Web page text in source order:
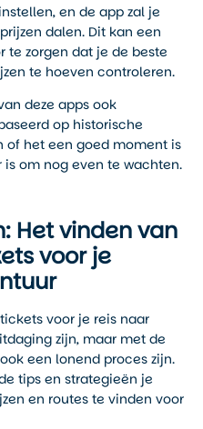
en de app zal je
dalen. Dit kan een
te zorgen dat je de beste
te hoeven controleren.
deze apps ook
op historische
of het een goed moment is
om nog even te wachten.
Het vinden van
voor je
voor je reis naar
zijn, maar met de
een lonend proces zijn.
tips en strategieën je
en routes te vinden voor